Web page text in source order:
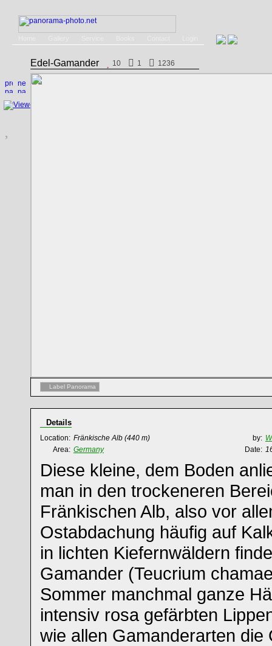
Edel-Gamander 10 1 1236
Label Panorama
Details
Location: Fränkische Alb (440 m) by:
Area: Germany Date:
Diese kleine, dem Boden
man in den trockeneren
Fränkischen Alb, also vor
Ostabdachung häufig auf
in lichten Kiefernwäldern
Gamander (Teucrium
Sommer manchmal ganze
intensiv rosa gefärbten
wie allen Gamanderarten die